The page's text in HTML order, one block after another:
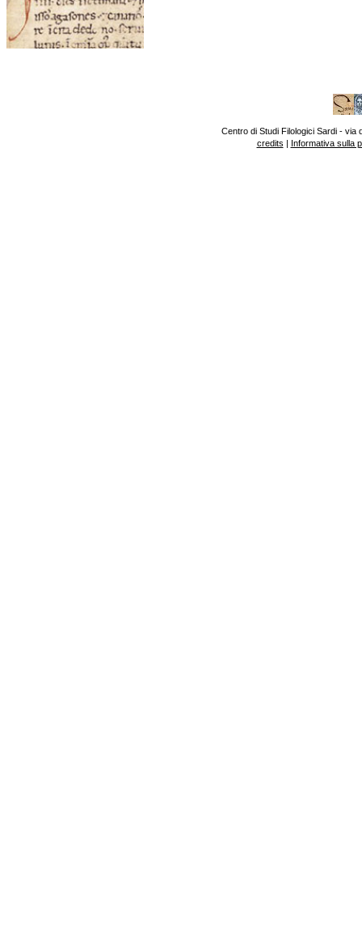
Centro di Studi Filologici Sardi - via
credits | Informativa sulla